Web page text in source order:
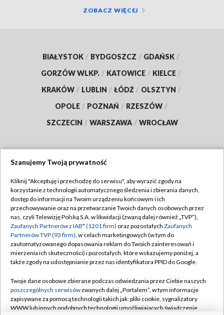
ZOBACZ WIĘCEJ
BIAŁYSTOK / BYDGOSZCZ / GDAŃSK /
GORZÓW WLKP. / KATOWICE / KIELCE /
KRAKÓW / LUBLIN / ŁÓDŹ / OLSZTYN /
OPOLE / POZNAŃ / RZESZÓW /
SZCZECIN / WARSZAWA / WROCŁAW
TVP
Abonament TVP
Emisja w TVP
Centrum informacji TVP
Naziemna Telewizja Cyfrowa
Rada Programowa
System NOS
Regulamin TVP
Polityka prywatności
Moje zgody
Pomoc
Kontakt
Szanujemy Twoją prywatność
Kliknij "Akceptuję i przechodzę do serwisu", aby wyrazić zgody na
korzystanie z technologii automatycznego śledzenia i zbierania danych,
dostęp do informacji na Twoim urządzeniu końcowym i ich
przechowywanie oraz na przetwarzanie Twoich danych osobowych przez
nas, czyli Telewizję Polską S.A. w likwidacji (zwaną dalej również „TVP”),
Zaufanych Partnerów z IAB* (1201 firm) oraz pozostałych Zaufanych
Partnerów TVP (93 firm), w celach marketingowych (w tym do
zautomatyzowanego dopasowania reklam do Twoich zainteresowań i
mierzenia ich skuteczności) i pozostałych, które wskazujemy poniżej, a
także zgody na udostępnianie przez nas identyfikatora PPID do Google.
Twoje dane osobowe zbierane podczas odwiedzania przez Ciebie naszych
poszczególnych serwisówzwanych dalej „Portalem”, w tym informacje
zapisywane za pomocą technologii takich jak: pliki cookie, sygnalizatory
WWW lub innych podobnych technologii umożliwiających świadczenie